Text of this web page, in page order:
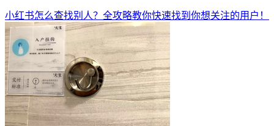
小红书怎么查找别人？全攻略教你快速找到你想关注的用户！